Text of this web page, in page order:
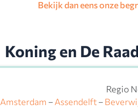
Bekijk dan eens onze
Koning en De
Regio
Amsterdam –Assendelft–